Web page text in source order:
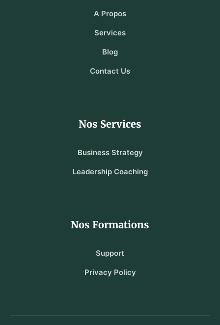
A Propos
Services
Blog
Contact Us
Nos Services
Business Strategy
Leadership Coaching
Nos Formations
Support
Privacy Policy